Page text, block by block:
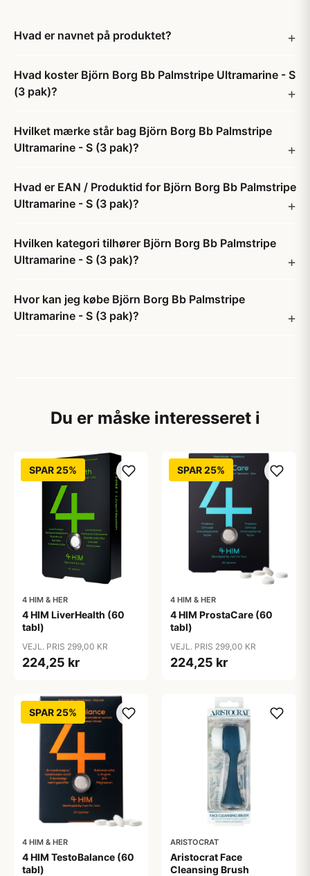
Hvad er navnet på produktet?
Hvad koster Björn Borg Bb Palmstripe Ultramarine - S
(3 pak)?
Hvilket mærke står bag Björn Borg Bb Palmstripe
Ultramarine - S (3 pak)?
Hvad er EAN / Produktid for Björn Borg Bb Palmstripe
Ultramarine - S (3 pak)?
Hvilken kategori tilhører Björn Borg Bb Palmstripe
Ultramarine - S (3 pak)?
Hvor kan jeg købe Björn Borg Bb Palmstripe
Ultramarine - S (3 pak)?
Du er måske interesseret i
SPAR 25%
4 HIM & HER
4 HIM LiverHealth (60
tabl)
VEJL. PRIS 299,00 KR
224,25 kr
SPAR 25%
4 HIM & HER
4 HIM ProstaCare (60
tabl)
VEJL. PRIS 299,00 KR
224,25 kr
SPAR 25%
4 HIM & HER
4 HIM TestoBalance (60
tabl)
ARISTOCRAT
Aristocrat Face
Cleansing Brush